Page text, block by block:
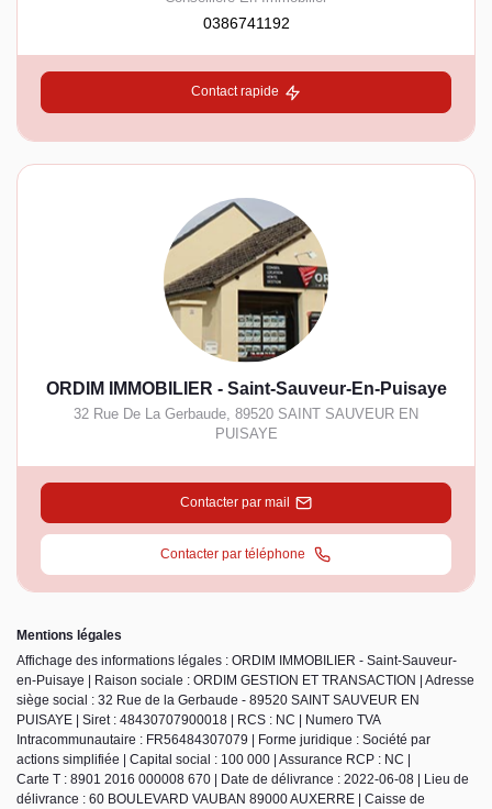
0386741192
Contact rapide
ORDIM IMMOBILIER - Saint-Sauveur-En-Puisaye
32 Rue De La Gerbaude 89520 SAINT SAUVEUR EN
PUISAYE
Contacter par mail
Contacter par téléphone
Mentions légales
Affichage des informations légales : ORDIM IMMOBILIER - Saint-Sauveur-
en-Puisaye | Raison sociale : ORDIM GESTION ET TRANSACTION | Adresse
siège social : 32 Rue de la Gerbaude - 89520 SAINT SAUVEUR EN
PUISAYE | Siret : 48430707900018 | RCS : NC | Numero TVA
Intracommunautaire : FR56484307079 | Forme juridique : Société par
actions simplifiée | Capital social : 100 000 | Assurance RCP : NC |
Carte T : 8901 2016 000008 670 | Date de délivrance : 2022-06-08 | Lieu de
délivrance : 60 BOULEVARD VAUBAN 89000 AUXERRE | Caisse de